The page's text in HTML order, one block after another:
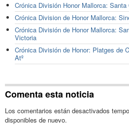
Crónica División Honor Mallorca:
Crónica Division de Honor Mallorca:
Crónica División de Honor Mallorca:
Victoria
Crónica División de Honor: Platges de
Atº
Comenta esta noticia
Los comentarios están desactivados
disponibles de nuevo.